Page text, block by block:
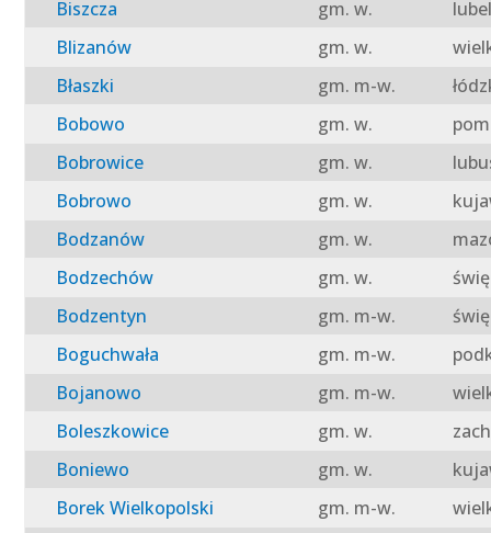
Biszcza
gm. w.
Blizanów
gm. w.
Błaszki
gm. m-w.
Bobowo
gm. w.
Bobrowice
gm. w.
Bobrowo
gm. w.
Bodzanów
gm. w.
Bodzechów
gm. w.
Bodzentyn
gm. m-w.
Boguchwała
gm. m-w.
Bojanowo
gm. m-w.
Boleszkowice
gm. w.
Boniewo
gm. w.
Borek Wielkopolski
gm. m-w.